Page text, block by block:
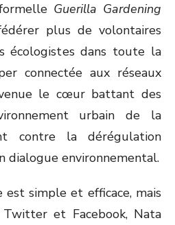
Guerilla Gardening
plus de volontaires
écologistes dans toute la
connectée aux réseaux
le cœur battant des
urbain de la
contre la dérégulation
dialogue environnemental.
simple et efficace, mais
et Facebook, Nata